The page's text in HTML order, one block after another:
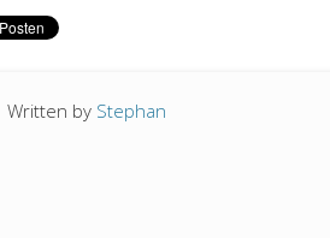
Written by Stephan